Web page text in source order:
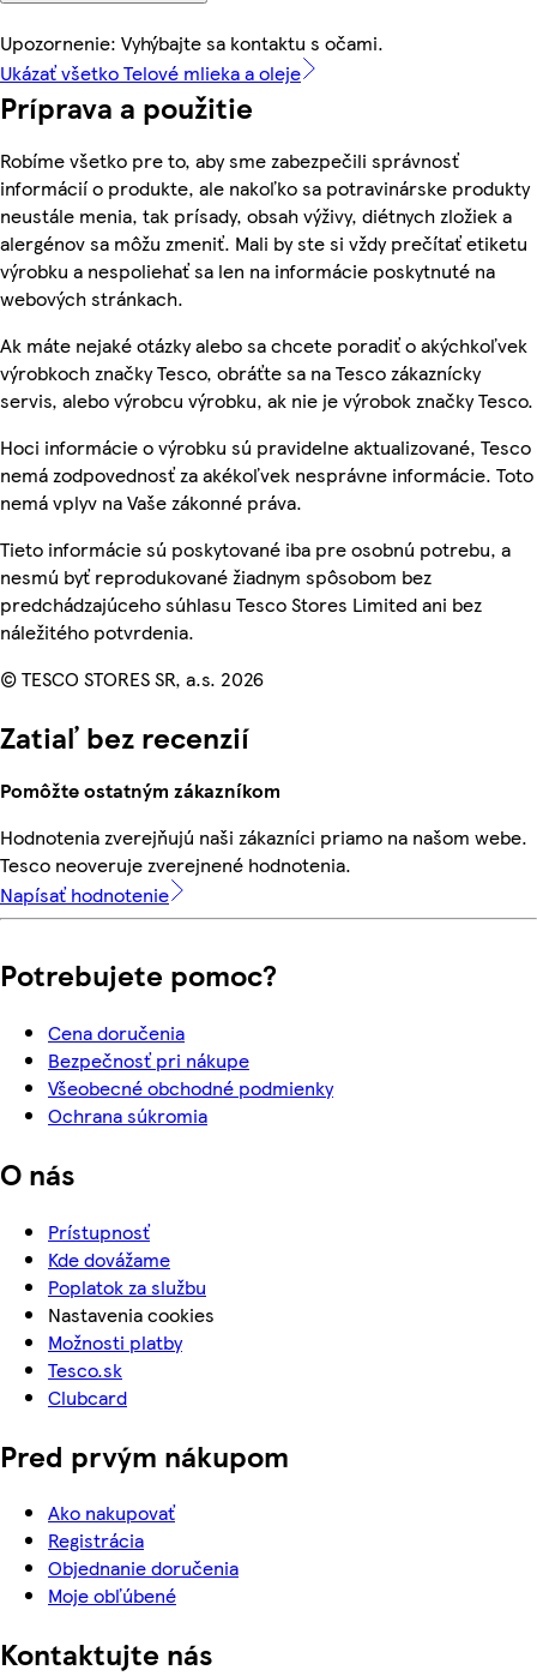
Upozornenie: Vyhýbajte sa kontaktu s očami.
Ukázať všetko Telové mlieka a oleje
Príprava a použitie
Robíme všetko pre to, aby sme zabezpečili správnosť
informácií o produkte, ale nakoľko sa potravinárske produkty
neustále menia, tak prísady, obsah výživy, diétnych zložiek a
alergénov sa môžu zmeniť. Mali by ste si vždy prečítať etiketu
výrobku a nespoliehať sa len na informácie poskytnuté na
webových stránkach.
Ak máte nejaké otázky alebo sa chcete poradiť o akýchkoľvek
výrobkoch značky Tesco, obráťte sa na Tesco zákaznícky
servis, alebo výrobcu výrobku, ak nie je výrobok značky Tesco.
Hoci informácie o výrobku sú pravidelne aktualizované, Tesco
nemá zodpovednosť za akékoľvek nesprávne informácie. Toto
nemá vplyv na Vaše zákonné práva.
Tieto informácie sú poskytované iba pre osobnú potrebu, a
nesmú byť reprodukované žiadnym spôsobom bez
predchádzajúceho súhlasu Tesco Stores Limited ani bez
náležitého potvrdenia.
© TESCO STORES SR, a.s. 2026
Zatiaľ bez recenzií
Pomôžte ostatným zákazníkom
Hodnotenia zverejňujú naši zákazníci priamo na našom webe.
Tesco neoveruje zverejnené hodnotenia.
Napísať hodnotenie
Potrebujete pomoc?
Cena doručenia
Bezpečnosť pri nákupe
Všeobecné obchodné podmienky
Ochrana súkromia
O nás
Prístupnosť
Kde dovážame
Poplatok za službu
Nastavenia cookies
Možnosti platby
Tesco.sk
Clubcard
Pred prvým nákupom
Ako nakupovať
Registrácia
Objednanie doručenia
Moje obľúbené
Kontaktujte nás